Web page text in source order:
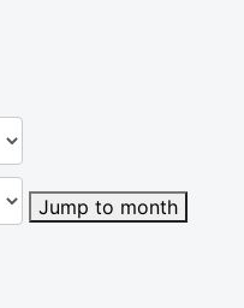
Jump to month